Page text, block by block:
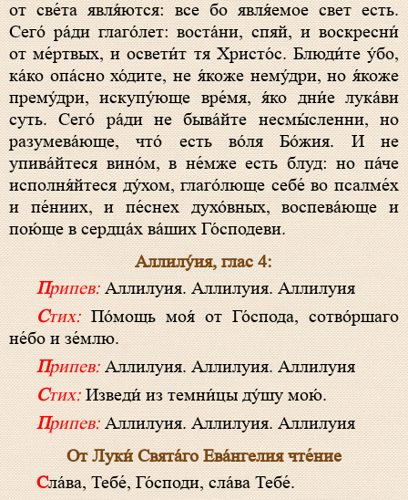
от све́та явля́ются: все бо явля́емое свет есть.
Сего́ ра́ди глаго́лет: воста́ни, спяй, и воскресни́
от ме́ртвых, и освети́т тя Христо́с. Блюди́те у́бо,
ка́ко опа́сно хо́дите, не я́коже нему́дри, но я́коже
прему́дри, искупу́юще вре́мя, я́ко дни́е лука́ви
суть. Сего́ ра́ди не быва́йте несмы́сленни, но
разумева́юще, что́ есть во́ля Бо́жия. И не
упива́йтеся вино́м, в не́мже есть блуд: но па́че
исполня́йтеся ду́хом, глаго́люще себе́ во псалме́х
и пе́ниих, и пе́снех духо́вных, воспева́юще и
пою́ще в сердца́х ва́ших Го́сподеви.
Аллилýия, глaс 4:
Припев:Аллилуия. Аллилуия. Аллилуия
Стих:По́мощь моя́ от Го́спода, сотво́ршаго
не́бо и зе́млю.
Припев:Аллилуия. Аллилуия. Аллилуия
Стих:Изведи́ из темни́цы ду́шу мою́.
Припев:Аллилуия. Аллилуия. Аллилуия
От Луки́ Свята́го Ева́нгелия чте́ние
Сла́ва, Тебе́, Го́споди, сла́ва Тебе́.